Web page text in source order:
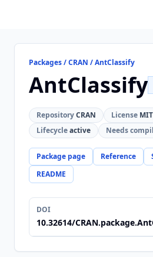
Packages / CRAN / AntClassify
AntClassify
RepositoryCRAN License
Lifecycleactive Needs
Package page Reference
README
DOI
10.32614/